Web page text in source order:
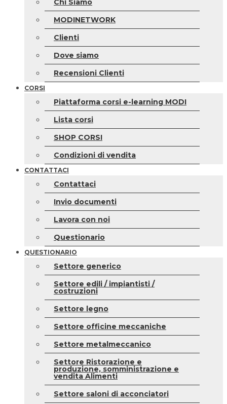
Chi Siamo
MODINETWORK
Clienti
Dove siamo
Recensioni Clienti
CORSI
Piattaforma corsi e-learning MODI
Lista corsi
SHOP CORSI
Condizioni di vendita
CONTATTACI
Contattaci
Invio documenti
Lavora con noi
Questionario
QUESTIONARIO
Settore generico
Settore edili / impiantisti /
costruzioni
Settore legno
Settore officine meccaniche
Settore metalmeccanico
Settore Ristorazione e
produzione, somministrazione e
vendita Alimenti
Settore saloni di acconciatori